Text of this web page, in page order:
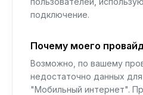
подключение.
Почему моего
Возможно, по вашему
недостаточно данных для
"Мобильный интернет".